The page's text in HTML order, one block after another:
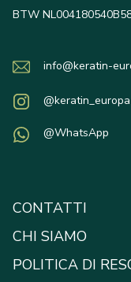
BTW
info@keratin-
@keratin_europa
@WhatsApp
CONTATTI
CHI SIAMO
POLITICA DI